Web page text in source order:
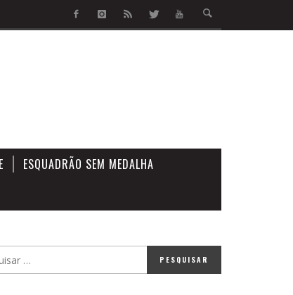
ESQUADRÃO SEM MEDALHA